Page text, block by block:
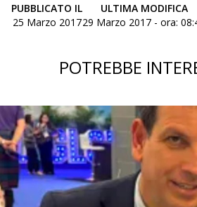
PUBBLICATO IL
25 Marzo 2017
ULTIMA MODIFICA
29 Marzo 2017 - ora:
POTREBBE